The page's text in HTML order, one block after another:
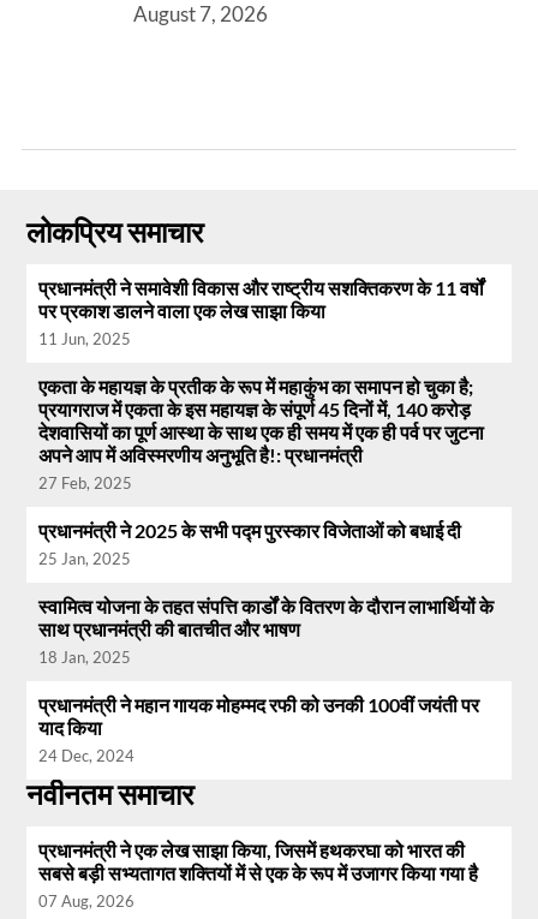
August 7, 2026
लोकप्रिय समाचार
प्रधानमंत्री ने समावेशी विकास और राष्ट्रीय सशक्तिकरण के 11 वर्षों
पर प्रकाश डालने वाला एक लेख साझा किया
11 Jun, 2025
एकता के महायज्ञ के प्रतीक के रूप में महाकुंभ का समापन हो चुका है;
प्रयागराज में एकता के इस महायज्ञ के संपूर्ण 45 दिनों में, 140 करोड़
देशवासियों का पूर्ण आस्था के साथ एक ही समय में एक ही पर्व पर जुटना
अपने आप में अविस्मरणीय अनुभूति है!: प्रधानमंत्री
27 Feb, 2025
प्रधानमंत्री ने 2025 के सभी पद्म पुरस्कार विजेताओं को बधाई दी
25 Jan, 2025
स्वामित्व योजना के तहत संपत्ति कार्डों के वितरण के दौरान लाभार्थियों के
साथ प्रधानमंत्री की बातचीत और भाषण
18 Jan, 2025
प्रधानमंत्री ने महान गायक मोहम्मद रफी को उनकी 100वीं जयंती पर
याद किया
24 Dec, 2024
नवीनतम समाचार
प्रधानमंत्री ने एक लेख साझा किया, जिसमें हथकरघा को भारत की
सबसे बड़ी सभ्यतागत शक्तियों में से एक के रूप में उजागर किया गया है
07 Aug, 2026